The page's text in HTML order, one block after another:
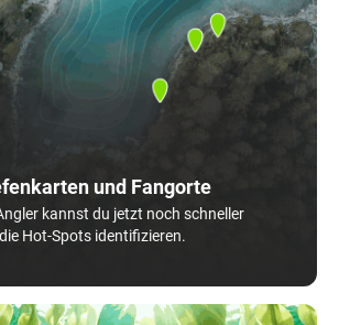
und Fangorte
kannst du jetzt noch schneller
die Hot-Spots identifizieren.